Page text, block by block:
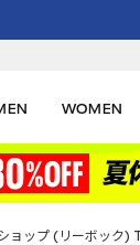
WOMEN
ョップ (リーボック)